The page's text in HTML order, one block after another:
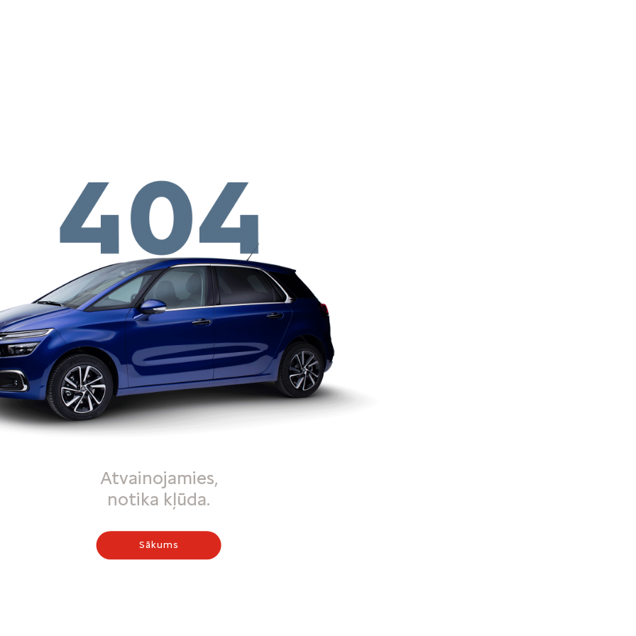
Atvainojamies,
notika kļūda.
Sākums